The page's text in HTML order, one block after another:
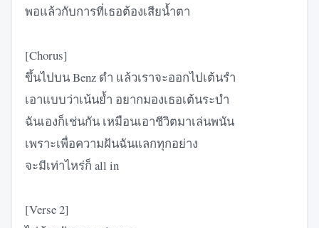
พอแล้วกับการที่เธอต้องเสียน้ำตา
[Chorus]
ขึ้นไปบน Benz ดำ แล้วเราจะออกไปเต้นรำ
เอาแบบว่าเน้นย้ำ อยากมองเธอเต้นระบำ
ฉันเองก็เช่นกัน เหมือนเอาชีวิตมาเล่นพนัน
เพราะเพื่อความฝันฉันแลกทุกอย่าง
จะมีเท่าไหร่ก็ all in
[Verse 2]